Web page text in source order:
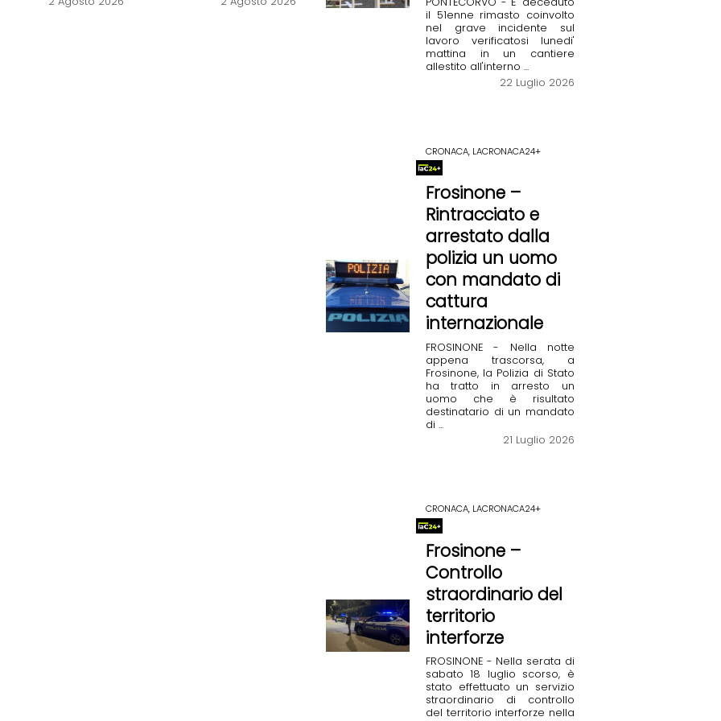
il 51enne rimasto coinvolto
nel grave incidente sul
lavoro verificatosi lunedi'
mattina in un cantiere
allestito all'interno ...
22 Luglio 2026
CRONACA, LACRONACA24+
Frosinone –
Rintracciato e
arrestato dalla
polizia un uomo
con mandato di
cattura
internazionale
FROSINONE - Nella notte
appena trascorsa, a
Frosinone, la Polizia di Stato
ha tratto in arresto un
uomo che è risultato
destinatario di un mandato
di ...
21 Luglio 2026
CRONACA, LACRONACA24+
Frosinone –
Controllo
straordinario del
territorio
interforze
FROSINONE - Nella serata di
sabato 18 luglio scorso, è
stato effettuato un servizio
straordinario di controllo
del territorio interforze nella